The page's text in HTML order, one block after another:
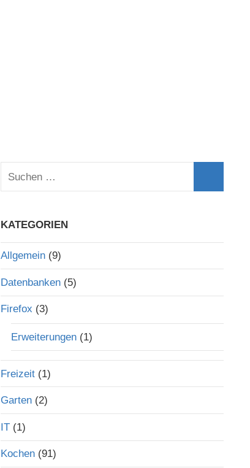
KATEGORIEN
Allgemein(9)
Datenbanken(5)
Firefox (3)
Erweiterungen(1)
Freizeit(1)
Garten(2)
IT(1)
Kochen(91)